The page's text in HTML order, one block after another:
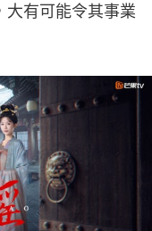
大有可能令其事業